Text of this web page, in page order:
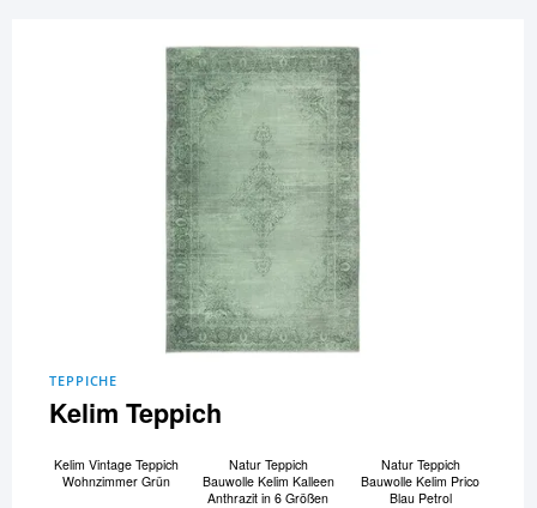
TEPPICHE
Kelim Teppich
Kelim Vintage Teppich
Wohnzimmer Grün
Natur Teppich
Bauwolle Kelim Kalleen
Anthrazit in 6 Größen
Natur Teppich
Bauwolle Kelim Prico
Blau Petrol